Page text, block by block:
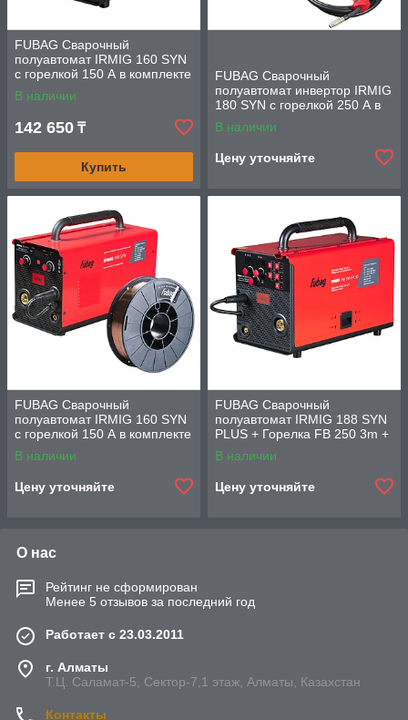
FUBAG Сварочный
полуавтомат IRMIG 160 SYN
с горелкой 150 А в комплекте
В наличии
142 650 ₸
Купить
FUBAG Сварочный
полуавтомат инвертор IRMIG
180 SYN с горелкой 250 А в
комплекте
В наличии
Цену уточняйте
FUBAG Сварочный
полуавтомат IRMIG 160 SYN
с горелкой 150 А в комплекте
+ Проволока сварочная
сплошного сечения
В наличии
Цену уточняйте
FUBAG Сварочный
полуавтомат IRMIG 188 SYN
PLUS + Горелка FB 250 3m +
Маска сварщика Хамелеон
IR 9-13N S +
В наличии
Цену уточняйте
О нас
Рейтинг не сформирован
Менее 5 отзывов за последний год
Работает с 23.03.2011
г. Алматы
Т.Ц. Саламат-5, Cектор-7,1 этаж, Алматы, Казахстан
Контакты